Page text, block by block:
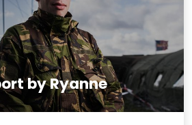
by Ryanne